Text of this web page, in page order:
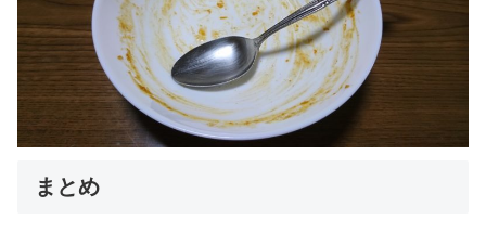
まとめ